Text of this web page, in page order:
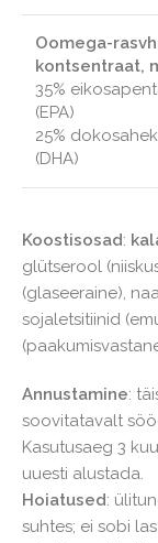
Oomega-
kontsentraat,
35%
(EPA)
25%
(DHA)
Koostisosad:
glütserool
(glaseeraine),
sojaletsitiinid
Annustamine:
soovitatavalt
Kasutusaeg 3
uuesti alustada.
Hoiatused:
suhtes; ei sobi